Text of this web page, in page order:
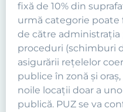
fixă de 10% din
urmă categorie poate
de către
proceduri (schimburi
asigurării reţelelor
publice în zonă şi
noile locaţii doar a
publică. PUZ se va